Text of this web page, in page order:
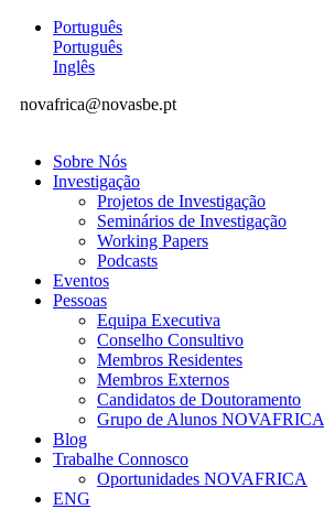
Português
Português
Inglês
novafrica@novasbe.pt
Sobre Nós
Investigação
Projetos de Investigação
Seminários de Investigação
Working Papers
Podcasts
Eventos
Pessoas
Equipa Executiva
Conselho Consultivo
Membros Residentes
Membros Externos
Candidatos de Doutoramento
Grupo de Alunos NOVAFRICA
Blog
Trabalhe Connosco
Oportunidades NOVAFRICA
ENG